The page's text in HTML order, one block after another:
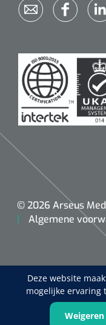
© 2026 Arseus
Algemene
Deze website
mogelijke ervaring
Weigeren